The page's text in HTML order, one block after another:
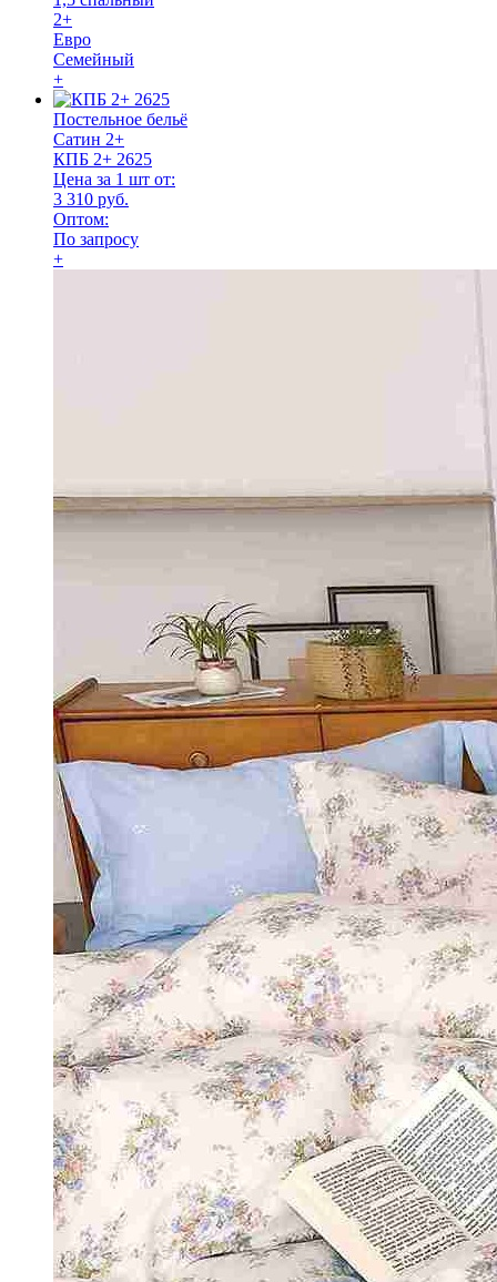
2+
Евро
Семейный
+
Постельное бельё
Сатин 2+
КПБ 2+ 2625
Цена за 1 шт от:
3 310 руб.
Оптом:
По запросу
+